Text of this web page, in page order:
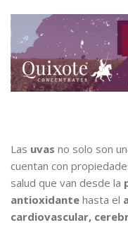
Las uvas no solo son
cuentan con
salud que van desde la
antioxidante hasta el
cardiovascular,